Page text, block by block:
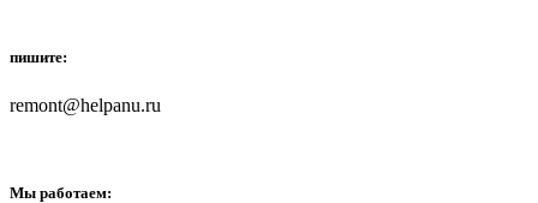
пишите:
remont@helpanu.ru
Мы работаем: